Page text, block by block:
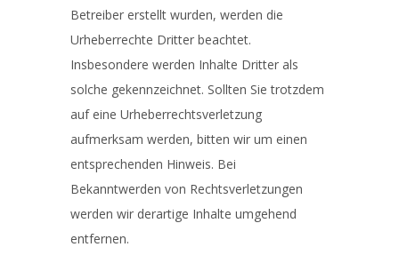
Betreiber erstellt wurden, werden die
Urheberrechte Dritter beachtet.
Insbesondere werden Inhalte Dritter als
solche gekennzeichnet. Sollten Sie trotzdem
auf eine Urheberrechtsverletzung
aufmerksam werden, bitten wir um einen
entsprechenden Hinweis. Bei
Bekanntwerden von Rechtsverletzungen
werden wir derartige Inhalte umgehend
entfernen.